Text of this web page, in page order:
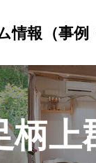
報（事例
柄上